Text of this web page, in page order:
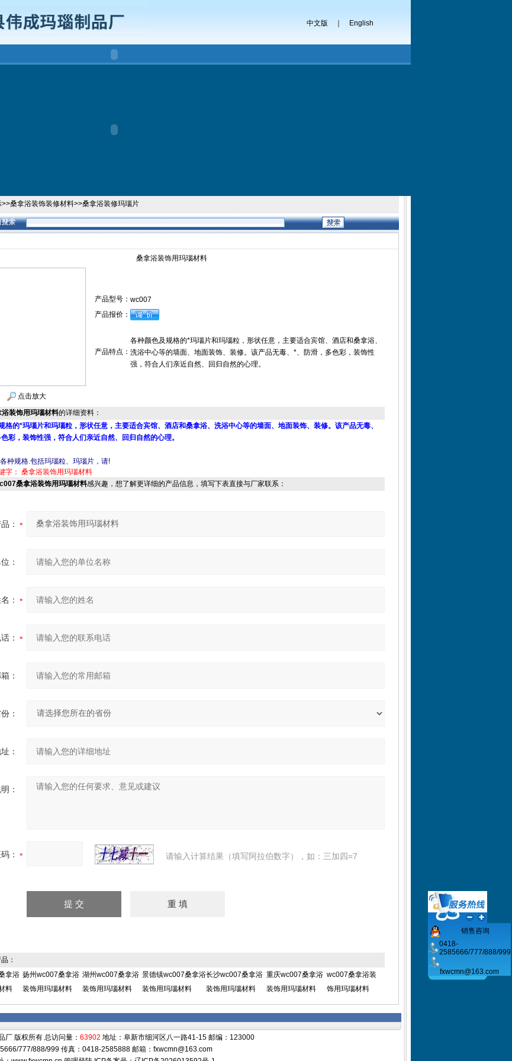
中文版 English
销售咨询
0418-
2585666/777/888/999
fxwcmn@163.com
>>桑拿浴装饰装修材料>>桑拿浴装修玛瑙片
桑拿浴装饰用玛瑙材料
点击放大
产品型号： wc007
产品报价：
产品特点：
各种颜色及规格的*玛瑙片和玛瑙粒，形状任意，主要适合宾馆、酒店和桑拿浴、
洗浴中心等的墙面、地面装饰、装修。该产品无毒、*、防滑，多色彩，装饰性
强，符合人们亲近自然、回归自然的心理。
装饰用玛瑙材料的详细资料：
格的*玛瑙片和玛瑙粒，形状任意，主要适合宾馆、酒店和桑拿浴、洗浴中心等的墙面、地面装饰、装修。该产品无毒、
彩，装饰性强，符合人们亲近自然、回归自然的心理。
各种规格.包括玛瑙粒、玛瑙片，请!
字： 桑拿浴装饰用玛瑙材料
桑拿浴装饰用玛瑙材料感兴趣，想了解更详细的产品信息，填写下表直接与厂家联系：
：
：
：
：
：
：
：
：
： 请输入计算结果（填写阿拉伯数字），如：三加四=7
：
拿浴
料
扬州wc007桑拿浴
装饰用玛瑙材料
湖州wc007桑拿浴
装饰用玛瑙材料
景德镇wc007桑拿浴
装饰用玛瑙材料
长沙wc007桑拿浴
装饰用玛瑙材料
重庆wc007桑拿浴
装饰用玛瑙材料
wc007桑拿浴装
饰用玛瑙材料
厂 版权所有 总访问量： 63902 地址：阜新市细河区八一路41-15 邮编：123000
777/888/999 传真：0418-2585888 邮箱： fxwcmn@163.com